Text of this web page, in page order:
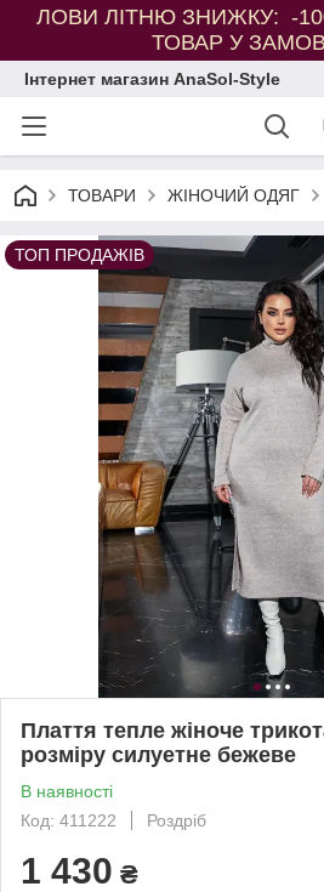
ЛОВИ ЛІТНЮ ЗНИЖКУ: -
ТОВАР У
Інтернет магазин AnaSol-Style
ТОВАРИ ЖІНОЧИЙ ОДЯГ
ТОП ПРОДАЖІВ
Плаття тепле жіноче
розміру силуетне бежеве
В наявності
Код: 411222
Роздріб
1 430 ₴